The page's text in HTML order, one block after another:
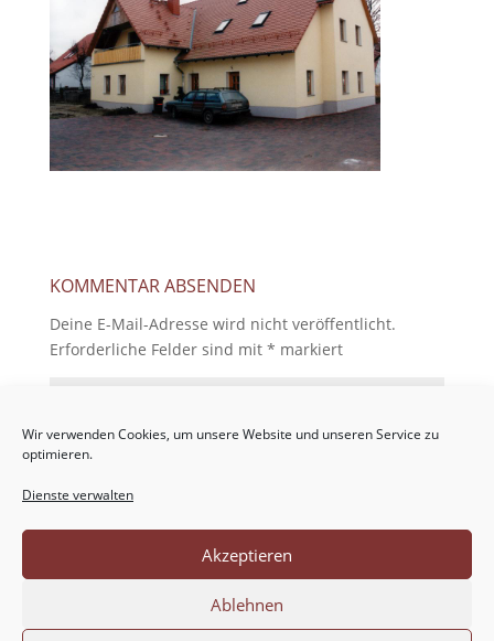
Wir verwenden Cookies, um unsere Website und unseren Service zu
optimieren.
Dienste verwalten
Akzeptieren
Ablehnen
KOMMENTAR ABSENDEN
Deine E-Mail-Adresse wird nicht veröffentlicht.
Erforderliche Felder sind mit * markiert